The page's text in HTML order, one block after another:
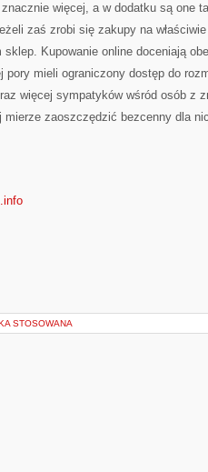
więcej, a w dodatku są one
zaś zrobi się zakupy na
Kupowanie online doceniają
pory mieli ograniczony dostęp do
więcej sympatyków wśród osób z
mierze zaoszczędzić bezcenny dla
STOSOWANA